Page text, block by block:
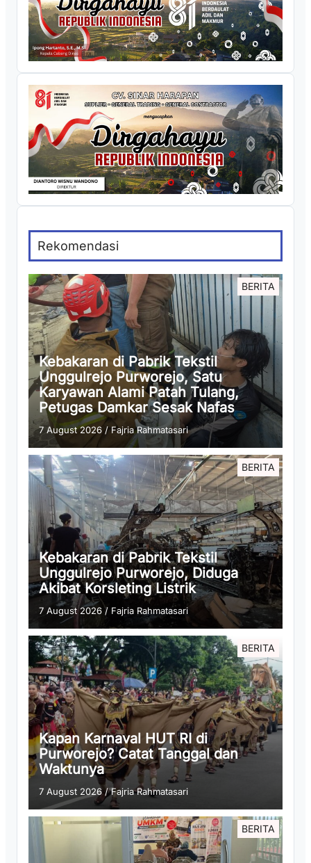
Rekomendasi
BERITA
Kebakaran di Pabrik Tekstil
Unggulrejo Purworejo, Satu
Karyawan Alami Patah Tulang,
Petugas Damkar Sesak Nafas
7 August 2026 /Fajria Rahmatasari
BERITA
Kebakaran di Pabrik Tekstil
Unggulrejo Purworejo, Diduga
Akibat Korsleting Listrik
7 August 2026/ Fajria Rahmatasari
BERITA
Kapan Karnaval HUT RI di
Purworejo? Catat Tanggal dan
Waktunya
7 August 2026 /Fajria Rahmatasari
BERITA